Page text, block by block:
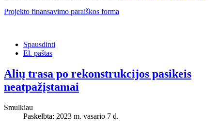
Projekto finansavimo paraiškos forma
Spausdinti
El. paštas
Alių trasa po rekonstrukcijos pasikeis
neatpažįstamai
Smulkiau
Paskelbta: 2023 m. vasario 7 d.